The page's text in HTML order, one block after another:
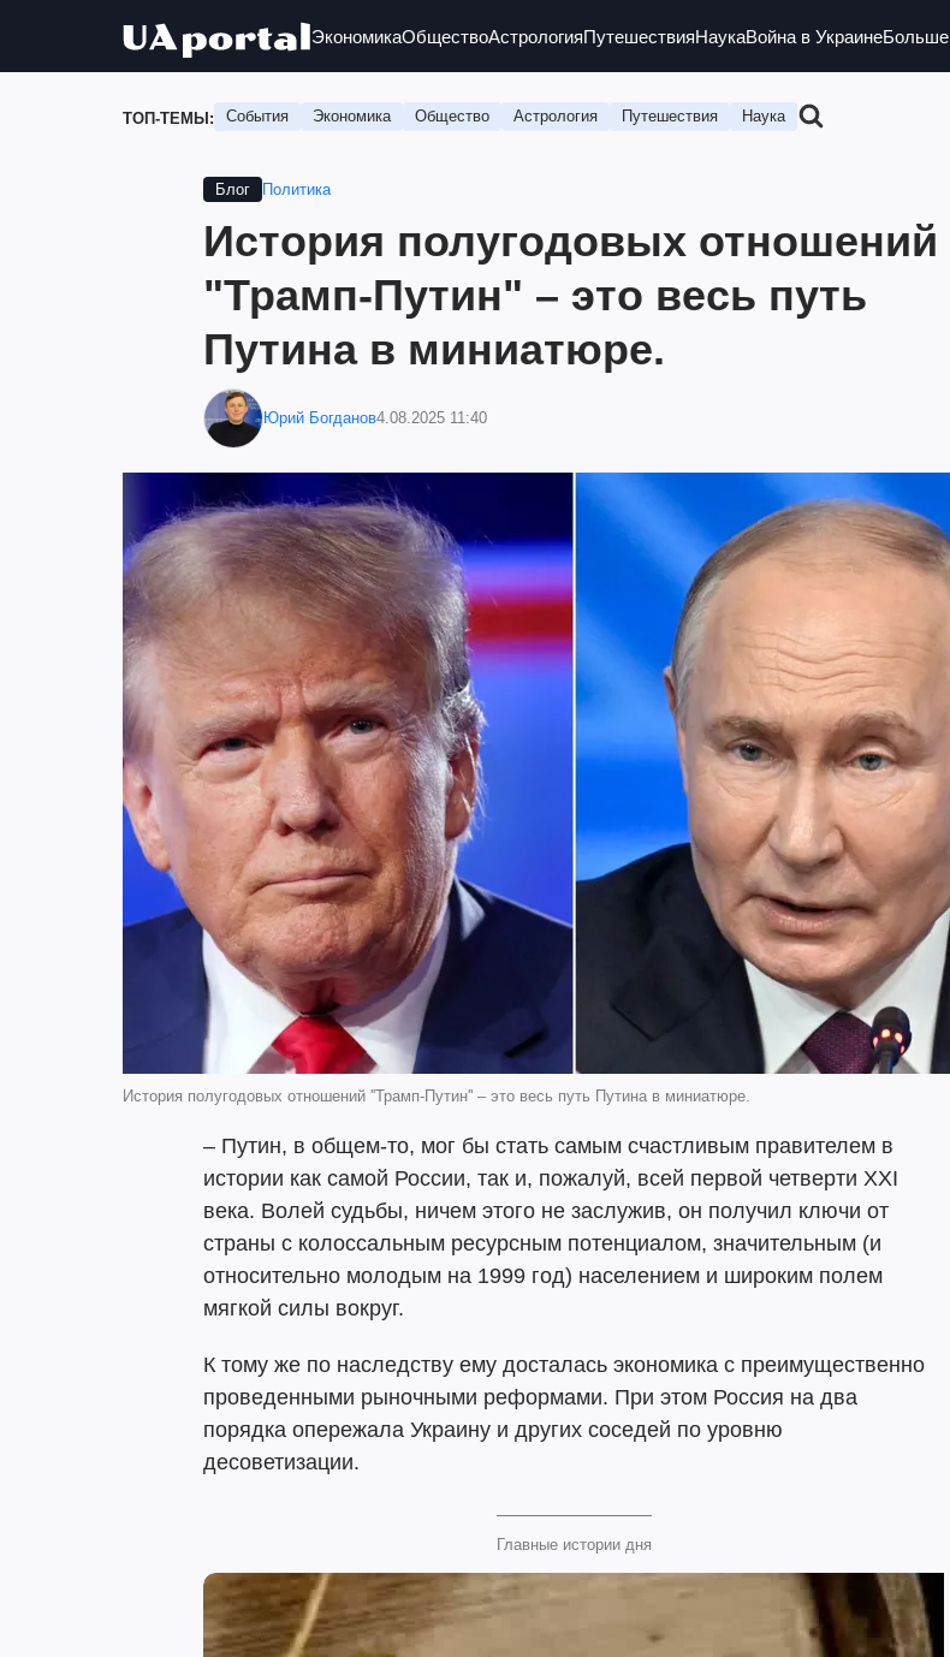
ЭкономикаОбществоАстрологияПутешествияНаукаВойна в УкраинеБольше
ТОП-ТЕМЫ: События Экономика Общество Астрология Путешествия Наука
Блог Политика
История полугодовых отношений
"Трамп-Путин" – это весь путь
Путина в миниатюре.
Юрий Богданов4.08.2025 11:40
История полугодовых отношений ''Трамп-Путин'' – это весь путь Путина в миниатюре.
– Путин, в общем-то, мог бы стать самым счастливым правителем в
истории как самой России, так и, пожалуй, всей первой четверти XXI
века. Волей судьбы, ничем этого не заслужив, он получил ключи от
страны с колоссальным ресурсным потенциалом, значительным (и
относительно молодым на 1999 год) населением и широким полем
мягкой силы вокруг.
К тому же по наследству ему досталась экономика с преимущественно
проведенными рыночными реформами. При этом Россия на два
порядка опережала Украину и других соседей по уровню
десоветизации.
Главные истории дня